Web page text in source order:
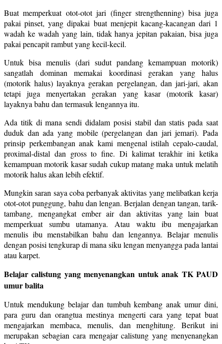
Buat memperkuat otot-otot jari (finger strengthenning) bisa juga
pakai pinset, yang dipakai buat menjepit kacang-kacangan dari 1
wadah ke wadah yang lain, tidak hanya jepitan pakaian, bisa juga
pakai pencapit rambut yang kecil-kecil.
Untuk bisa menulis (dari sudut pandang kemampuan motorik)
sangatlah dominan memakai koordinasi gerakan yang halus
(motorik halus) layaknya gerakan pergelangan, dan jari-jari, akan
tetapi juga menyertakan gerakan yang kasar (motorik kasar)
layaknya bahu dan termasuk lengannya itu.
Ada titik di mana sendi didalam posisi stabil dan statis pada saat
duduk dan ada yang mobile (pergelangan dan jari jemari). Pada
prinsip perkembangan anak kami mengenal istilah cepalo-caudal,
proximal-distal dan gross to fine. Di kalimat terakhir ini ketika
kemampuan motorik kasar sudah cukup matang maka untuk melatih
motorik halus akan lebih efektif.
Mungkin saran saya coba perbanyak aktivitas yang melibatkan kerja
otot-otot punggung, bahu dan lengan. Berjalan dengan tangan, tarik-
tambang, mengangkat ember air dan aktivitas yang lain buat
memperkuat sumbu utamanya. Atau waktu ibu mengajarkan
menulis ibu menstabilkan bahu dan lengannya. Belajar menulis
dengan posisi tengkurap di mana siku lengan menyangga pada lantai
atau karpet.
Belajar calistung yang menyenangkan untuk anak TK PAUD
umur balita
Untuk mendukung belajar dan tumbuh kembang anak umur dini,
para guru dan orangtua mestinya mengerti cara yang tepat buat
mengajarkan membaca, menulis, dan menghitung. Berikut ini
merupakan sebagian cara mengajar calistung yang menyenangkan